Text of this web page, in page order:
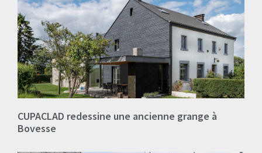
CUPACLAD redessine une ancienne grange à
Bovesse